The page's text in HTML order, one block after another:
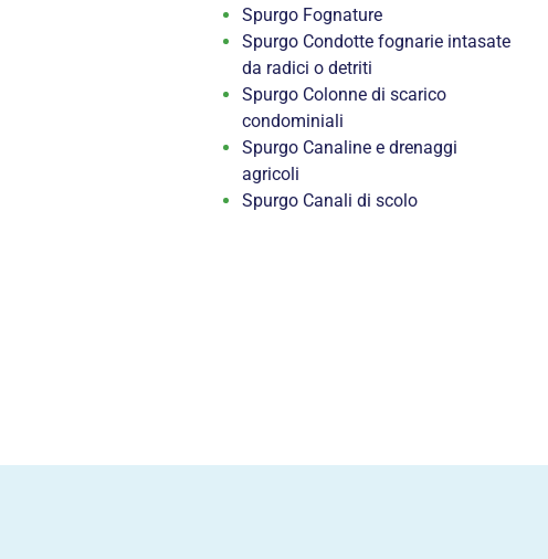
Spurgo Fognature
Spurgo Condotte fognarie intasate
da radici o detriti
Spurgo Colonne di scarico
condominiali
Spurgo Canaline e drenaggi
agricoli
Spurgo Canali di scolo